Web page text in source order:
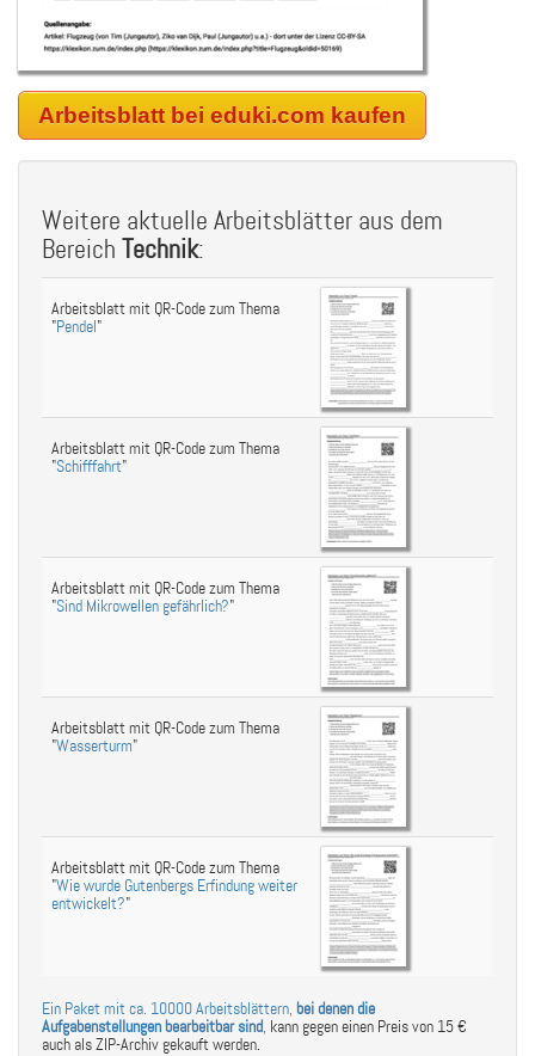
Arbeitsblatt bei eduki.com kaufen
Weitere aktuelle Arbeitsblätter aus dem
Bereich Technik:
Arbeitsblatt mit QR-Code zum Thema
"Pendel"
Arbeitsblatt mit QR-Code zum Thema
"Schifffahrt"
Arbeitsblatt mit QR-Code zum Thema
"Sind Mikrowellen gefährlich?"
Arbeitsblatt mit QR-Code zum Thema
"Wasserturm"
Arbeitsblatt mit QR-Code zum Thema
"Wie wurde Gutenbergs Erfindung weiter
entwickelt?"
Ein Paket mit ca. 10000 Arbeitsblättern, bei denen die
Aufgabenstellungen bearbeitbar sind, kann gegen einen Preis von 15 €
auch als ZIP-Archiv gekauft werden.